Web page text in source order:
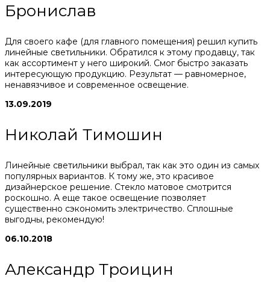
Бронислав
Для своего кафе (для главного помещения) решил купить
линейные светильники. Обратился к этому продавцу, так
как ассортимент у него широкий. Смог быстро заказать
интересующую продукцию. Результат — равномерное,
ненавязчивое и современное освещение.
13.09.2019
Николай Тимошин
Линейные светильники выбрал, так как это один из самых
популярных вариантов. К тому же, это красивое
дизайнерское решение. Стекло матовое смотрится
роскошно. А еще такое освещение позволяет
существенно сэкономить электричество. Сплошные
выгодны, рекомендую!
06.10.2018
Александр Троицин